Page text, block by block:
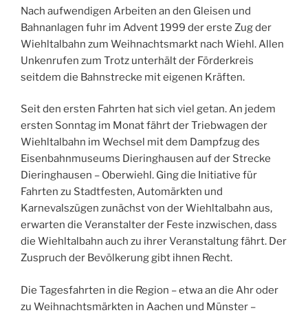
Nach aufwendigen Arbeiten an den Gleisen und
Bahnanlagen fuhr im Advent 1999 der erste Zug der
Wiehltalbahn zum Weihnachtsmarkt nach Wiehl. Allen
Unkenrufen zum Trotz unterhält der Förderkreis
seitdem die Bahnstrecke mit eigenen Kräften.
Seit den ersten Fahrten hat sich viel getan. An jedem
ersten Sonntag im Monat fährt der Triebwagen der
Wiehltalbahn im Wechsel mit dem Dampfzug des
Eisenbahnmuseums Dieringhausen auf der Strecke
Dieringhausen – Oberwiehl. Ging die Initiative für
Fahrten zu Stadtfesten, Automärkten und
Karnevalszügen zunächst von der Wiehltalbahn aus,
erwarten die Veranstalter der Feste inzwischen, dass
die Wiehltalbahn auch zu ihrer Veranstaltung fährt. Der
Zuspruch der Bevölkerung gibt ihnen Recht.
Die Tagesfahrten in die Region – etwa an die Ahr oder
zu Weihnachtsmärkten in Aachen und Münster –